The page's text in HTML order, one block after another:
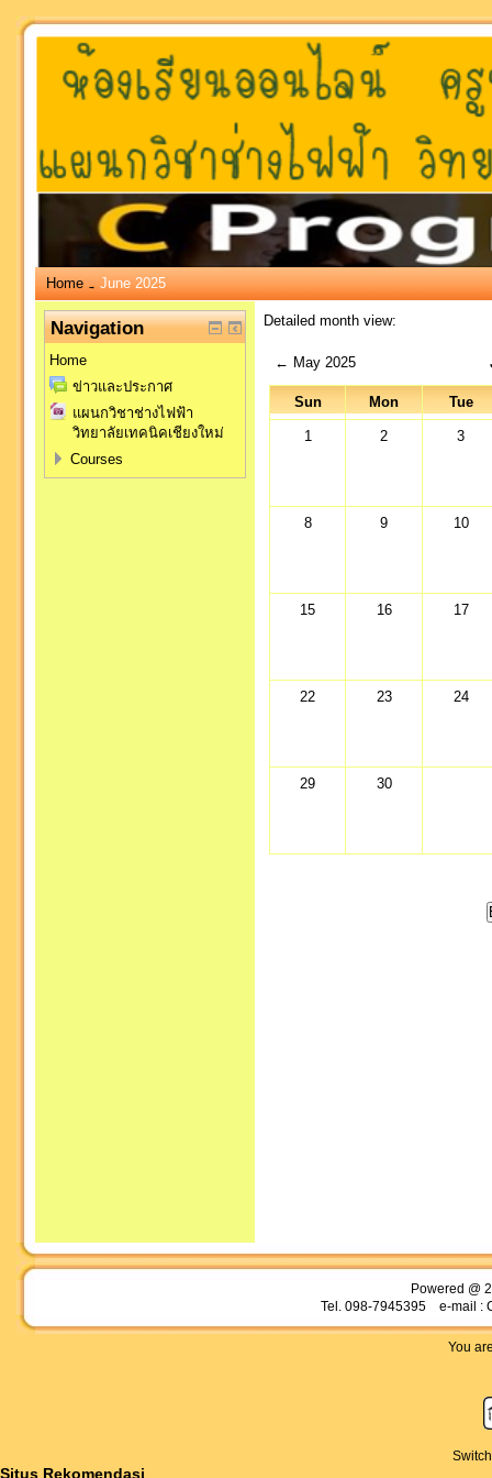
Home → June 2025
Detailed month view:
← May 2025
Sun Mon Tue
1 2 3
8 9 10
15 16 17
22 23 24
29 30
Navigation
Home
ข่าวและประกาศ
แผนกวิชาช่างไฟฟ้า
วิทยาลัยเทคนิคเชียงใหม่
Courses
Powered @
Tel. 098-7945395 e-mail :
You
Situs Rekomendasi